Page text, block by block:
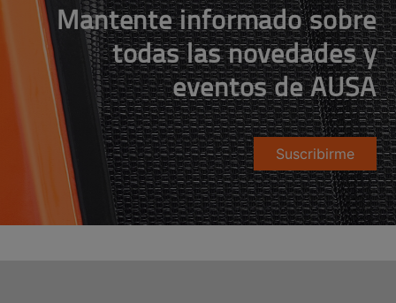
Mantente informado sobre
todas las novedades y
eventos de AUSA
Suscribirme